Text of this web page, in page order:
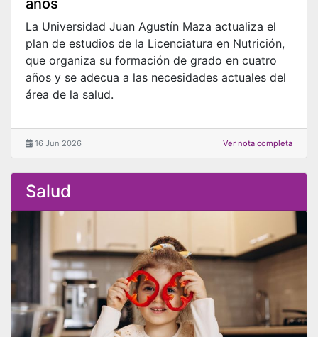
años
La Universidad Juan Agustín Maza actualiza el
plan de estudios de la Licenciatura en Nutrición,
que organiza su formación de grado en cuatro
años y se adecua a las necesidades actuales del
área de la salud.
16 Jun 2026 Ver nota completa
Salud